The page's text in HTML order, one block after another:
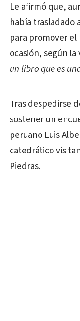
Le afirmó que,
había trasladado
para promover
ocasión, según la
un libro que es
Tras despedirse
sostener un
peruano Luis
catedrático
Piedras.